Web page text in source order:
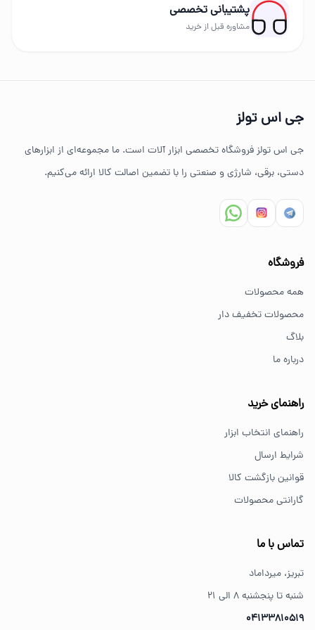
برندهای حرفه‌ای عرضه می‌شود.
ضمانت اصالت کالا
مشاوره تخصصی خرید ابزار
برای کارهای خانگی معمولاً ابزارهای سبک مانند دریل شارژی،
از کجا ابزار اصل بخریم؟
پشتیبانی تخصصی
مشاوره قبل از خرید
جی اس تولز
جی اس تولز فروشگاه تخصصی ابزار آلات است. ما مجموعه‌ای از ابزارهای
دستی، برقی، شارژی و صنعتی را با تضمین اصالت کالا ارائه می‌کنیم.
فروشگاه
همه محصولات
محصولات تخفیف دار
بلاگ
درباره ما
راهنمای خرید
راهنمای انتخاب ابزار
شرایط ارسال
قوانین بازگشت کالا
گارانتی محصولات
تماس با ما
تبریز، میرداماد
شنبه تا پنجشنبه ۸ الی ۲۱
04133810519